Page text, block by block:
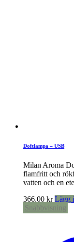
Doftlampa – USB
Milan Aroma
flamfritt och
vatten och en
366,00 kr Lägg
Snabbvisning